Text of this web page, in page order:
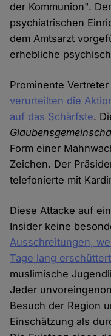
der Kommunion".
psychiatrischen
dem Amtsarzt
erhebliche
Prominente
verurteilten die
auf das Schärfste.
Form einer
Zeichen. Der
telefonierte mit
Diese Attacke auf
Insider keine
Ausschreitungen,
Tage lang
muslimische
Jeder
Besuch der Region
Einschätzung als